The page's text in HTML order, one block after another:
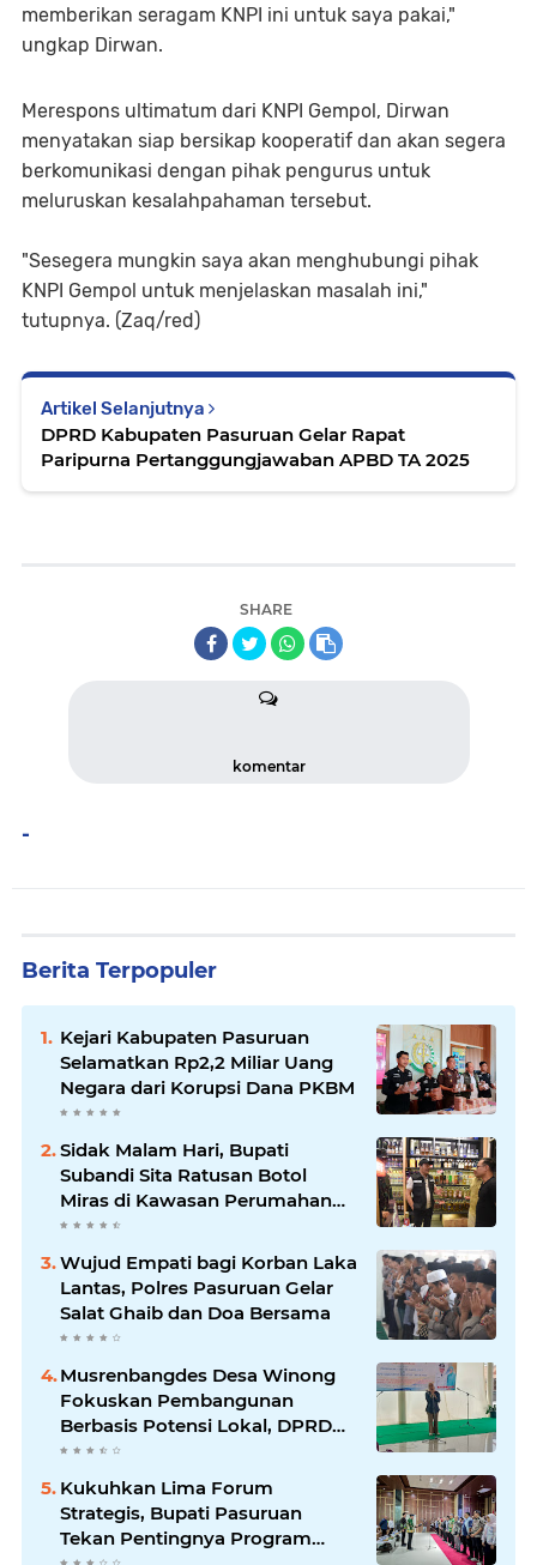
memberikan seragam KNPI ini untuk saya pakai,"
ungkap Dirwan.
Merespons ultimatum dari KNPI Gempol, Dirwan
menyatakan siap bersikap kooperatif dan akan segera
berkomunikasi dengan pihak pengurus untuk
meluruskan kesalahpahaman tersebut.
"Sesegera mungkin saya akan menghubungi pihak
KNPI Gempol untuk menjelaskan masalah ini,"
tutupnya. (Zaq/red)
Artikel Selanjutnya
DPRD Kabupaten Pasuruan Gelar Rapat
Paripurna Pertanggungjawaban APBD TA 2025
SHARE
komentar
-
Berita Terpopuler
Kejari Kabupaten Pasuruan
Selamatkan Rp2,2 Miliar Uang
Negara dari Korupsi Dana PKBM
Sidak Malam Hari, Bupati
Subandi Sita Ratusan Botol
Miras di Kawasan Perumahan
Sidoarjo
Wujud Empati bagi Korban Laka
Lantas, Polres Pasuruan Gelar
Salat Ghaib dan Doa Bersama
Musrenbangdes Desa Winong
Fokuskan Pembangunan
Berbasis Potensi Lokal, DPRD
Optimistis Meski Dihantam
Kukuhkan Lima Forum
Strategis, Bupati Pasuruan
Tekan Pentingnya Program